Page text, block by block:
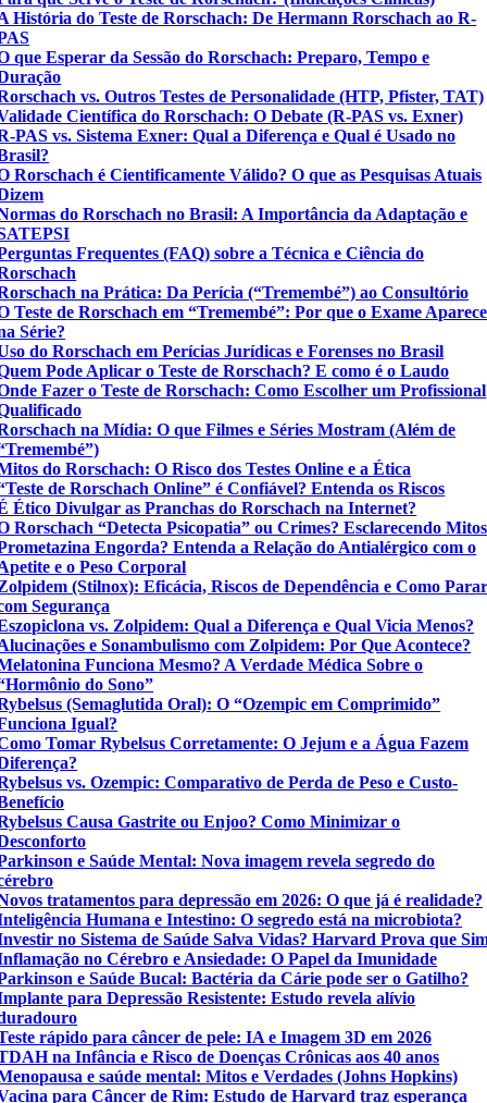
História do Teste de Rorschach: De Hermann Rorschach ao R-
que Esperar da Sessão do Rorschach: Preparo, Tempo e
vs. Outros Testes de Personalidade (HTP, Pfister, TAT)
Científica do Rorschach: O Debate (R-PAS vs. Exner)
PAS vs. Sistema Exner: Qual a Diferença e Qual é Usado no
Rorschach é Cientificamente Válido? O que as Pesquisas Atuais
do Rorschach no Brasil: A Importância da Adaptação e
Frequentes (FAQ) sobre a Técnica e Ciência do
na Prática: Da Perícia (“Tremembé”) ao Consultório
Teste de Rorschach em “Tremembé”: Por que o Exame Aparece
Série?
do Rorschach em Perícias Jurídicas e Forenses no Brasil
Pode Aplicar o Teste de Rorschach? E como é o Laudo
Fazer o Teste de Rorschach: Como Escolher um Profissional
na Mídia: O que Filmes e Séries Mostram (Além de
do Rorschach: O Risco dos Testes Online e a Ética
de Rorschach Online” é Confiável? Entenda os Riscos
Ético Divulgar as Pranchas do Rorschach na Internet?
Rorschach “Detecta Psicopatia” ou Crimes? Esclarecendo Mitos
Engorda? Entenda a Relação do Antialérgico com o
e o Peso Corporal
(Stilnox): Eficácia, Riscos de Dependência e Como
Segurança
vs. Zolpidem: Qual a Diferença e Qual Vicia Menos?
e Sonambulismo com Zolpidem: Por Que Acontece?
Funciona Mesmo? A Verdade Médica Sobre o
do Sono”
(Semaglutida Oral): O “Ozempic em Comprimido”
Igual?
Tomar Rybelsus Corretamente: O Jejum e a Água Fazem
vs. Ozempic: Comparativo de Perda de Peso e Custo-
Causa Gastrite ou Enjoo? Como Minimizar o
e Saúde Mental: Nova imagem revela segredo do
tratamentos para depressão em 2026: O que já é realidade?
Humana e Intestino: O segredo está na microbiota?
no Sistema de Saúde Salva Vidas? Harvard Prova que
no Cérebro e Ansiedade: O Papel da Imunidade
e Saúde Bucal: Bactéria da Cárie pode ser o Gatilho?
para Depressão Resistente: Estudo revela alívio
rápido para câncer de pele: IA e Imagem 3D em 2026
na Infância e Risco de Doenças Crônicas aos 40 anos
e saúde mental: Mitos e Verdades (Johns Hopkins)
para Câncer de Rim: Estudo de Harvard traz esperança